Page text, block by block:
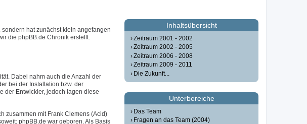
hat zunächst klein angefangen
die phpBB.de Chronik erstellt.
Dabei nahm auch die Anzahl der
bei der Installation bzw. der
der Entwickler, jedoch lagen diese
zusammen mit Frank Clemens (Acid)
phpBB.de war geboren. Als Basis
Inhaltsübersicht
Zeitraum 2001 - 2002
Zeitraum 2002 - 2005
Zeitraum 2006 - 2008
Zeitraum 2009 - 2011
Die Zukunft...
Unterbereiche
Das Team
Fragen an das Team (2004)